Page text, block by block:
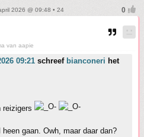
2026 @ 09:48 • 24
van aapie
09:21 schreef bianconeri het
reizigers
gaan. Owh, maar daar dan?